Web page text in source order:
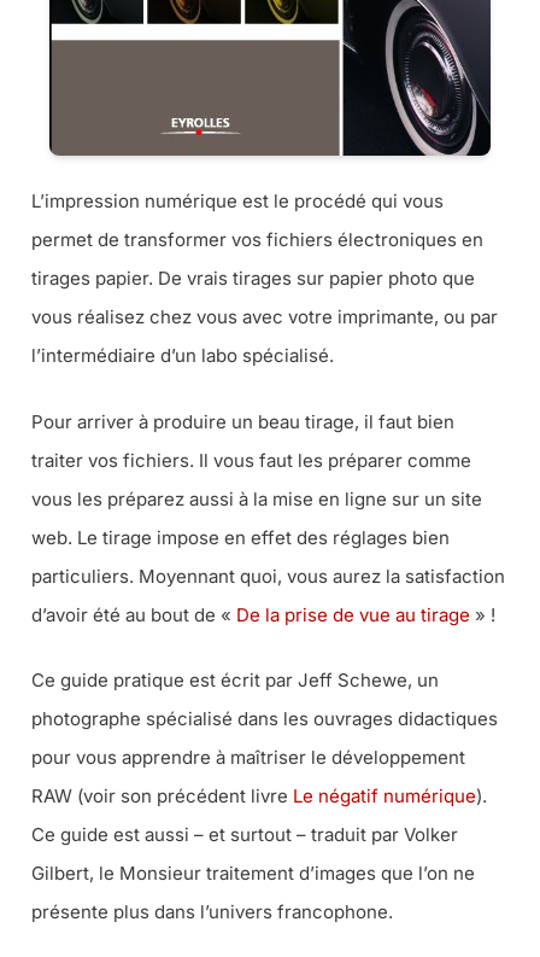
L’impression numérique est le procédé qui vous
permet de transformer vos fichiers électroniques en
tirages papier. De vrais tirages sur papier photo que
vous réalisez chez vous avec votre imprimante, ou par
l’intermédiaire d’un labo spécialisé.
Pour arriver à produire un beau tirage, il faut bien
traiter vos fichiers. Il vous faut les préparer comme
vous les préparez aussi à la mise en ligne sur un site
web. Le tirage impose en effet des réglages bien
particuliers. Moyennant quoi, vous aurez la satisfaction
d’avoir été au bout de « De la prise de vue au tirage » !
Ce guide pratique est écrit par Jeff Schewe, un
photographe spécialisé dans les ouvrages didactiques
pour vous apprendre à maîtriser le développement
RAW (voir son précédent livre Le négatif numérique).
Ce guide est aussi – et surtout – traduit par Volker
Gilbert, le Monsieur traitement d’images que l’on ne
présente plus dans l’univers francophone.